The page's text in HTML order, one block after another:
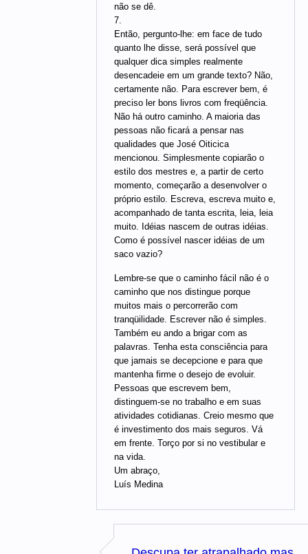
não se dê.
7.
Então, pergunto-lhe: em face de tudo
quanto lhe disse, será possível que
qualquer dica simples realmente
desencadeie em um grande texto? Não,
certamente não. Para escrever bem, é
preciso ler bons livros com freqüência.
Não há outro caminho. A maioria das
pessoas não ficará a pensar nas
qualidades que José Oiticica
mencionou. Simplesmente copiarão o
estilo dos mestres e, a partir de certo
momento, começarão a desenvolver o
próprio estilo. Escreva, escreva muito e,
acompanhado de tanta escrita, leia, leia
muito. Idéias nascem de outras idéias.
Como é possível nascer idéias de um
saco vazio?
Lembre-se que o caminho fácil não é o
caminho que nos distingue porque
muitos mais o percorrerão com
tranqüilidade. Escrever não é simples.
Também eu ando a brigar com as
palavras. Tenha esta consciência para
que jamais se decepcione e para que
mantenha firme o desejo de evoluir.
Pessoas que escrevem bem,
distinguem-se no trabalho e em suas
atividades cotidianas. Creio mesmo que
é investimento dos mais seguros. Vá
em frente. Torço por si no vestibular e
na vida.
Um abraço,
Luís Medina